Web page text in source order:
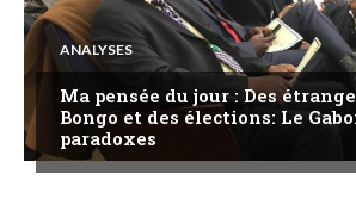
ANALYSES
Ma pensée du jour : Des
Bongo et des élections: Le
paradoxes